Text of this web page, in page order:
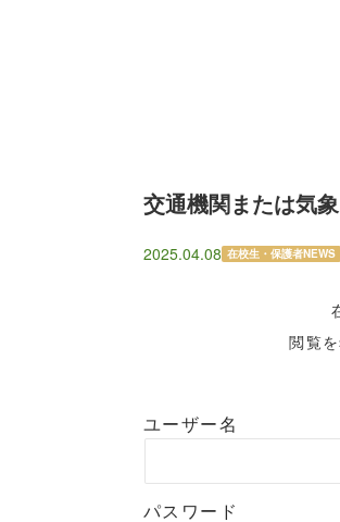
交通機関または気
2025.04.08 在校生・保護者NEWS
閲覧
ユーザー名
パスワード